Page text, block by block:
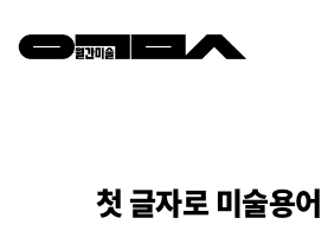
첫 글자로 미술용